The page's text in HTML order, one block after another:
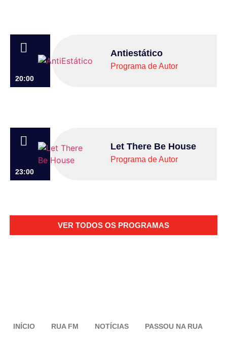
20:00
Antiestático
Programa de Autor
23:00
Let There Be House
Programa de Autor
VER TODOS OS PROGRAMAS
INÍCIO RUA FM NOTÍCIAS PASSOU NA RUA